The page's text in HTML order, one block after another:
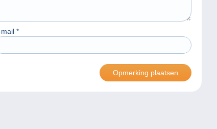
mail *